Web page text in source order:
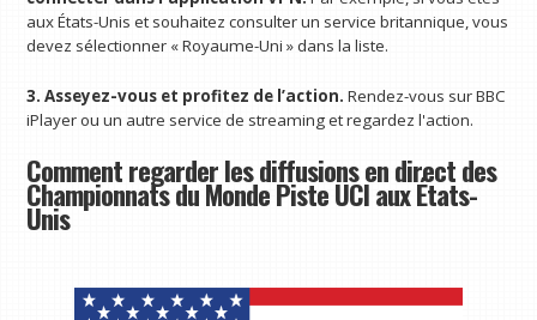
aux États-Unis et souhaitez consulter un service britannique, vous
devez sélectionner « Royaume-Uni » dans la liste.
3. Asseyez-vous et profitez de l’action.Rendez-vous sur BBC
iPlayer ou un autre service de streaming et regardez l'action.
Comment regarder les diffusions en direct des
Championnats du Monde Piste UCI aux États-
Unis